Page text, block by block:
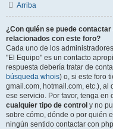
Arriba
¿Con quién se puede
relacionados con este foro?
Cada uno de los
"El Equipo" es un contacto
respuesta debería tratar de
búsqueda whois) o, si este foro
gmail.com, hotmail.com, etc.),
ese servicio. Por favor, tenga en
cualquier tipo de control y no
sobre cómo, dónde o por quién
ningún sentido contactar con